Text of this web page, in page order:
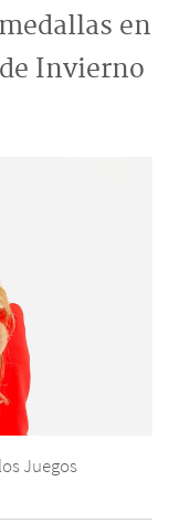
en
Invierno
Juegos